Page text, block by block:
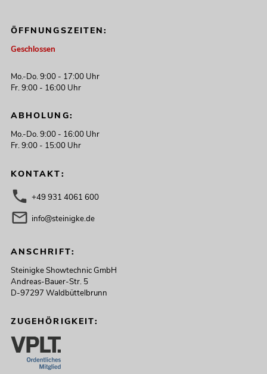
ÖFFNUNGSZEITEN:
Geschlossen
Mo.-Do. 9:00 - 17:00 Uhr
Fr. 9:00 - 16:00 Uhr
ABHOLUNG:
Mo.-Do. 9:00 - 16:00 Uhr
Fr. 9:00 - 15:00 Uhr
KONTAKT:
+49 931 4061 600
info@steinigke.de
ANSCHRIFT:
Steinigke Showtechnic GmbH
Andreas-Bauer-Str. 5
D-97297 Waldbüttelbrunn
ZUGEHÖRIGKEIT: